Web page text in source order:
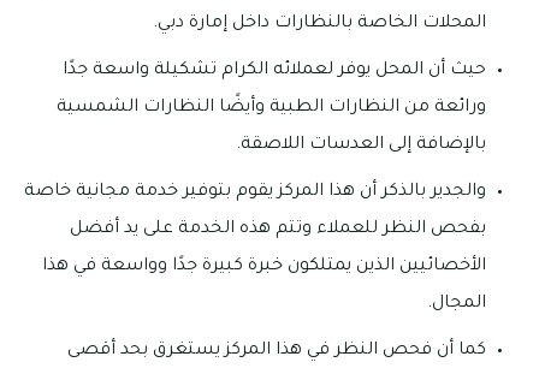
المحلات الخاصة بالنظارات داخل إمارة دبي.
حيث أن المحل يوفر لعملائه الكرام تشكيلة واسعة جدًا
ورائعة من النظارات الطبية وأيضًا النظارات الشمسية
بالإضافة إلى العدسات اللاصقة.
والجدير بالذكر أن هذا المركز يقوم بتوفير خدمة مجانية خاصة
بفحص النظر للعملاء وتتم هذه الخدمة على يد أفضل
الأخصائيين الذين يمتلكون خبرة كبيرة جدًا وواسعة في هذا
المجال.
كما أن فحص النظر في هذا المركز يستغرق بحد أقصى